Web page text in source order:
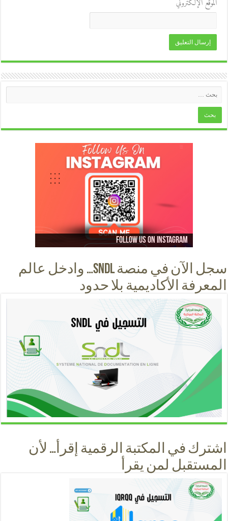
الموقع الإلكتروني
Follow us on facebook
Follow us on instagram
Follow us on Tiktok
Follow us on Youtube
سجل الآن في منصة SNDL… وادخل عالم
المعرفة الأكاديمية بلا حدود
اشترك في المكتبة الرقمية إقرأ… لأن
المستقبل لمن يقرأ